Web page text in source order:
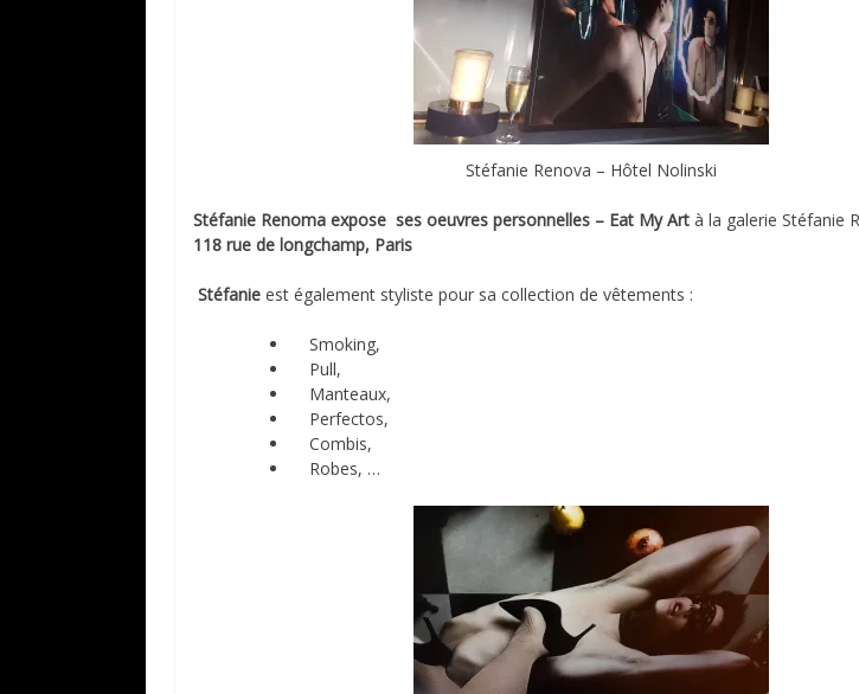
Stéfanie Renova – Hôtel Nolinski
Stéfanie Renoma expose ses oeuvres personnelles – Eat My Artà la galerie Stéfanie
118 rue de longchamp, Paris
Stéfanieest également styliste pour sa collection de vêtements :
Smoking,
Pull,
Manteaux,
Perfectos,
Combis,
Robes, …